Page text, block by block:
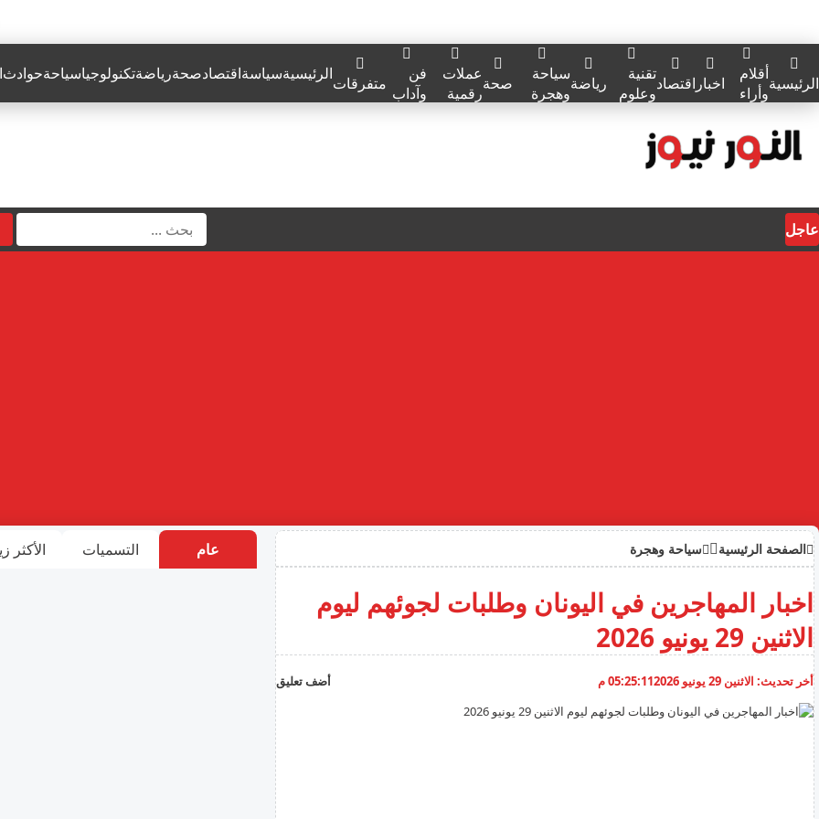
الرئيسيةأقلام
وأراء
اخبار اقتصادتقنية
وعلوم
رياضةسياحة
وهجرة
صحةعملات
رقمية
فن
وآداب متفرقاتالرئيسيةسياسةاقتصادصحةرياضةتكنولوجياسياحةحوادث
عاجل
الصفحة الرئيسية سياحة وهجرة
اخبار المهاجرين في اليونان وطلبات لجوئهم ليوم
الاثنين 29 يونيو 2026
أخر تحديث: الاثنين 29 يونيو 2026 05:25:11 م أضف تعليق
عام التسميات الأكثر